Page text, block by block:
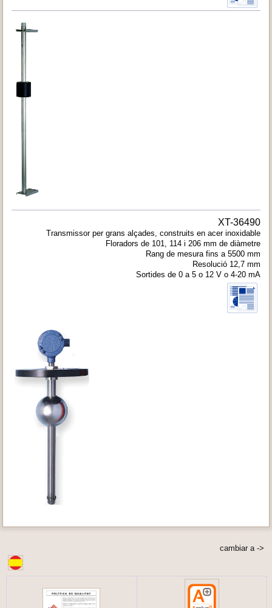
XT-36490
Transmissor per grans alçades, construits en acer inoxidable
Floradors de 101, 114 i 206 mm de diàmetre
Rang de mesura fins a 5500 mm
Resolució 12,7 mm
Sortides de 0 a 5 o 12 V o 4-20 mA
cambiar a ->